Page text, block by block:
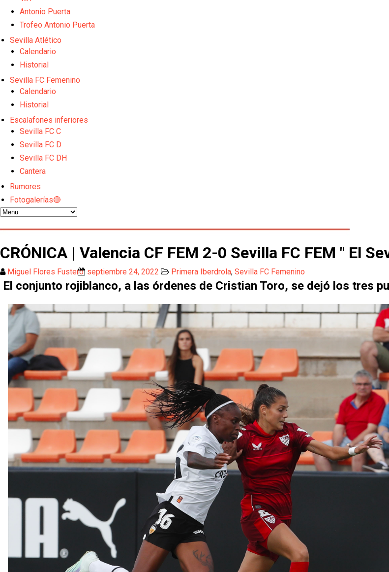
El Sevilla Juvenil A última detalles en Canarias para su debut en la Cantalejo Province Cup
La cita ante el Espanyol a domicilio ya tiene horario
El dato que destaca a Agoumé entre las cinco grandes ligas
El Granada negocia con el Sevilla FC por Alberto Flores
Antonio Puerta
Trofeo Antonio Puerta
Sevilla Atlético
Calendario
Historial
Sevilla FC Femenino
Calendario
Historial
Escalafones inferiores
Sevilla FC C
Sevilla FC D
Sevilla FC DH
Cantera
Rumores
Fotogalerías🔴
CRÓNICA | Valencia CF FEM 2-0 Sevilla FC FEM " El
Miguel Flores Fustero septiembre 24, 2022 Primera Iberdrola, Sevilla FC Femenino
El conjunto rojiblanco, a las órdenes de Cristian Toro, se dejó los tres